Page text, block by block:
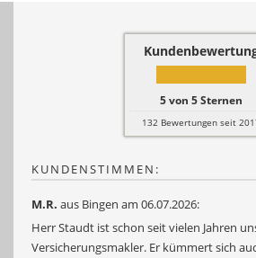
5von 5Sternen
132 Bewertungen seit
KUNDENSTIMMEN:
M.R. aus Bingen am 06.07.2026:
Herr Staudt ist schon seit vielen Jahren
Versicherungsmakler. Er kümmert sich